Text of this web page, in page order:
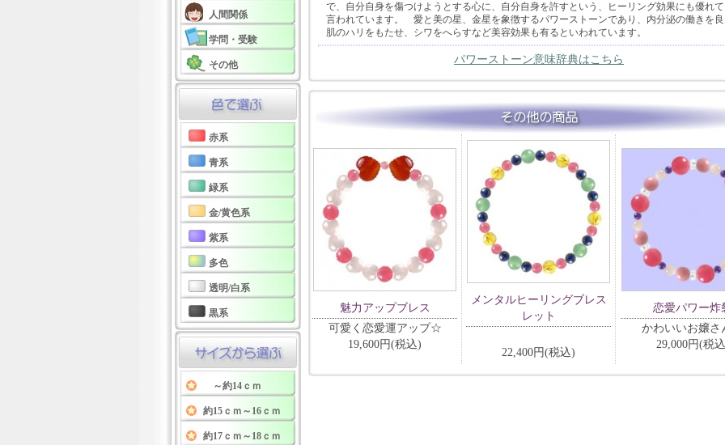
人間関係
学問・受験
その他
赤系
青系
緑系
金/黄色系
紫系
多色
透明/白系
黒系
～約14ｃｍ
約15ｃｍ～16ｃｍ
約17ｃｍ～18ｃｍ
で、自分自身を傷つけようとする心に、自分自身を許すという、ヒーリング効果にも優れ
言われています。 愛と美の星、金星を象徴するパワーストーンであり、内分泌の働きを
肌のハリをもたせ、シワをへらすなど美容効果も有るといわれています。
パワーストーン意味辞典はこちら
魅力アップブレス
可愛く恋愛運アップ☆
19,600円(税込)
メンタルヒーリングブレス
レット
22,400円(税込)
恋愛パワー炸
かわいいお嬢さ
29,000円(税